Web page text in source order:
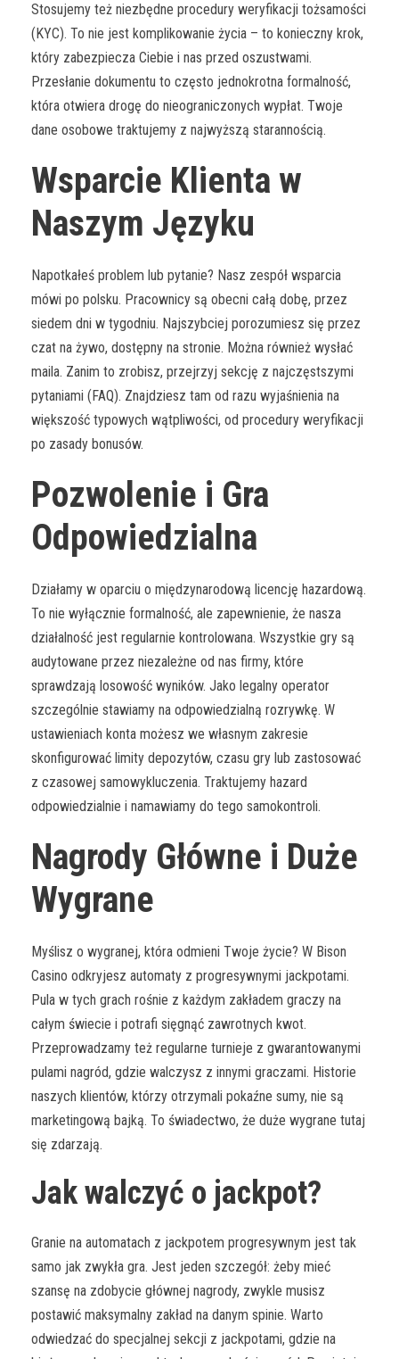
Stosujemy też niezbędne procedury weryfikacji tożsamości
(KYC). To nie jest komplikowanie życia – to konieczny krok,
który zabezpiecza Ciebie i nas przed oszustwami.
Przesłanie dokumentu to często jednokrotna formalność,
która otwiera drogę do nieograniczonych wypłat. Twoje
dane osobowe traktujemy z najwyższą starannością.
Wsparcie Klienta w
Naszym Języku
Napotkałeś problem lub pytanie? Nasz zespół wsparcia
mówi po polsku. Pracownicy są obecni całą dobę, przez
siedem dni w tygodniu. Najszybciej porozumiesz się przez
czat na żywo, dostępny na stronie. Można również wysłać
maila. Zanim to zrobisz, przejrzyj sekcję z najczęstszymi
pytaniami (FAQ). Znajdziesz tam od razu wyjaśnienia na
większość typowych wątpliwości, od procedury weryfikacji
po zasady bonusów.
Pozwolenie i Gra
Odpowiedzialna
Działamy w oparciu o międzynarodową licencję hazardową.
To nie wyłącznie formalność, ale zapewnienie, że nasza
działalność jest regularnie kontrolowana. Wszystkie gry są
audytowane przez niezależne od nas firmy, które
sprawdzają losowość wyników. Jako legalny operator
szczególnie stawiamy na odpowiedzialną rozrywkę. W
ustawieniach konta możesz we własnym zakresie
skonfigurować limity depozytów, czasu gry lub zastosować
z czasowej samowykluczenia. Traktujemy hazard
odpowiedzialnie i namawiamy do tego samokontroli.
Nagrody Główne i Duże
Wygrane
Myślisz o wygranej, która odmieni Twoje życie? W Bison
Casino odkryjesz automaty z progresywnymi jackpotami.
Pula w tych grach rośnie z każdym zakładem graczy na
całym świecie i potrafi sięgnąć zawrotnych kwot.
Przeprowadzamy też regularne turnieje z gwarantowanymi
pulami nagród, gdzie walczysz z innymi graczami. Historie
naszych klientów, którzy otrzymali pokaźne sumy, nie są
marketingową bajką. To świadectwo, że duże wygrane tutaj
się zdarzają.
Jak walczyć o jackpot?
Granie na automatach z jackpotem progresywnym jest tak
samo jak zwykła gra. Jest jeden szczegół: żeby mieć
szansę na zdobycie głównej nagrody, zwykle musisz
postawić maksymalny zakład na danym spinie. Warto
odwiedzać do specjalnej sekcji z jackpotami, gdzie na